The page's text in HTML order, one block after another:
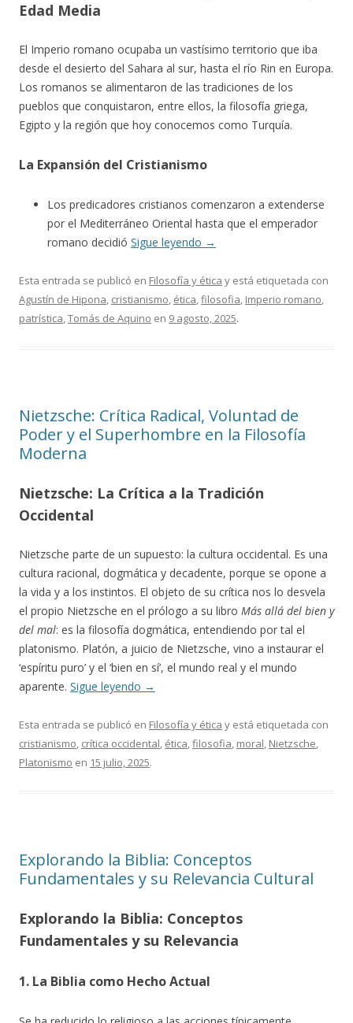
Edad Media
El Imperio romano ocupaba un vastísimo territorio que iba
desde el desierto del Sahara al sur, hasta el río Rin en Europa.
Los romanos se alimentaron de las tradiciones de los
pueblos que conquistaron, entre ellos, la filosofía griega,
Egipto y la región que hoy conocemos como Turquía.
La Expansión del Cristianismo
Los predicadores cristianos comenzaron a extenderse
por el Mediterráneo Oriental hasta que el emperador
romano decidió Sigue leyendo →
Esta entrada se publicó en Filosofía y ética y está etiquetada con
Agustín de Hipona, cristianismo, ética,filosofia, Imperio romano,
patrística,Tomás de Aquino en 9 agosto, 2025.
Nietzsche: Crítica Radical, Voluntad de
Poder y el Superhombre en la Filosofía
Moderna
Nietzsche: La Crítica a la Tradición
Occidental
Nietzsche parte de un supuesto: la cultura occidental. Es una
cultura racional, dogmática y decadente, porque se opone a
la vida y a los instintos. El objeto de su crítica nos lo desvela
el propio Nietzsche en el prólogo a su libro Más allá del bien y
del mal: es la filosofía dogmática, entendiendo por tal el
platonismo. Platón, a juicio de Nietzsche, vino a instaurar el
‘espíritu puro’ y el ‘bien en sí’, el mundo real y el mundo
aparente. Sigue leyendo →
Esta entrada se publicó en Filosofía y ética y está etiquetada con
cristianismo, crítica occidental, ética,filosofia, moral, Nietzsche,
Platonismo en 15 julio, 2025.
Explorando la Biblia: Conceptos
Fundamentales y su Relevancia Cultural
Explorando la Biblia: Conceptos
Fundamentales y su Relevancia
1. La Biblia como Hecho Actual